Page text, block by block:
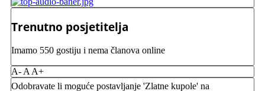
Trenutno posjetitelja
Imamo 550 gostiju i nema članova online
A- A A+
Odobravate li moguće postavljanje 'Zlatne kupole' na